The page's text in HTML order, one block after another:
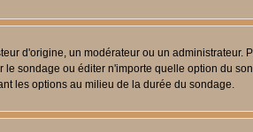
d'origine, un modérateur ou un
sondage ou éditer n'importe quelle option du
les options au milieu de la durée du sondage.